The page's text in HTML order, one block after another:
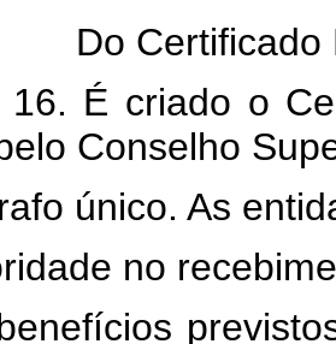
Do
criado o
Conselho
único. As
no
previstos